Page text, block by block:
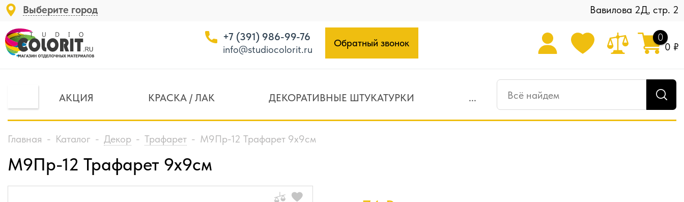
Выберите город Вавилова 2Д, стр. 2
+7 (391) 986-99-76
info@studiocolorit.ru
Обратный звонок 0
0 ₽
АКЦИЯ КРАСКА / ЛАК ДЕКОРАТИВНЫЕ ШТУКАТУРКИ ...
Главная - Каталог - Декор - Трафарет - М9Пр-12 Трафарет 9х9см
М9Пр-12 Трафарет 9х9см